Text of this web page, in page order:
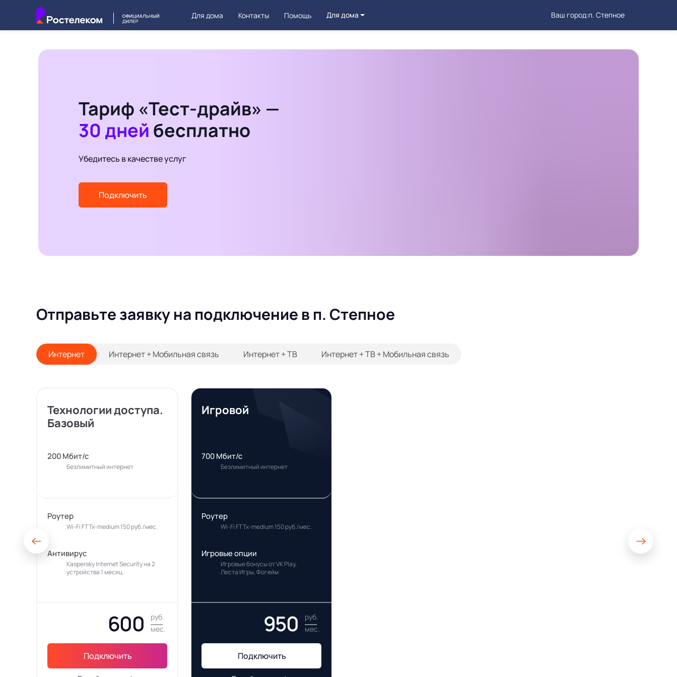
Для дома Контакты Помощь Для дома Ваш город:п. Степное
Тариф «Тест-драйв» —
30 дней бесплатно
Убедитесь в качестве услуг
Подключить
Отправьте заявку на подключение в п. Степное
Интернет Интернет + Мобильная связь Интернет + ТВ Интернет + ТВ + Мобильная связь
Технологии доступа.
Базовый
200 Мбит/с
Безлимитный интернет
Роутер
Wi-Fi FTTx-medium 150 руб./мес.
Антивирус
Kaspersky Internet Security на 2
устройства 1 месяц
600
руб.
мес.
Подключить
Игровой
700 Мбит/с
Безлимитный интернет
Роутер
Wi-Fi FTTx-medium 150 руб./мес.
Игровые опции
Игровые бонусы от VK Play,
Леста Игры, Фогейм
950
руб.
мес.
Подключить